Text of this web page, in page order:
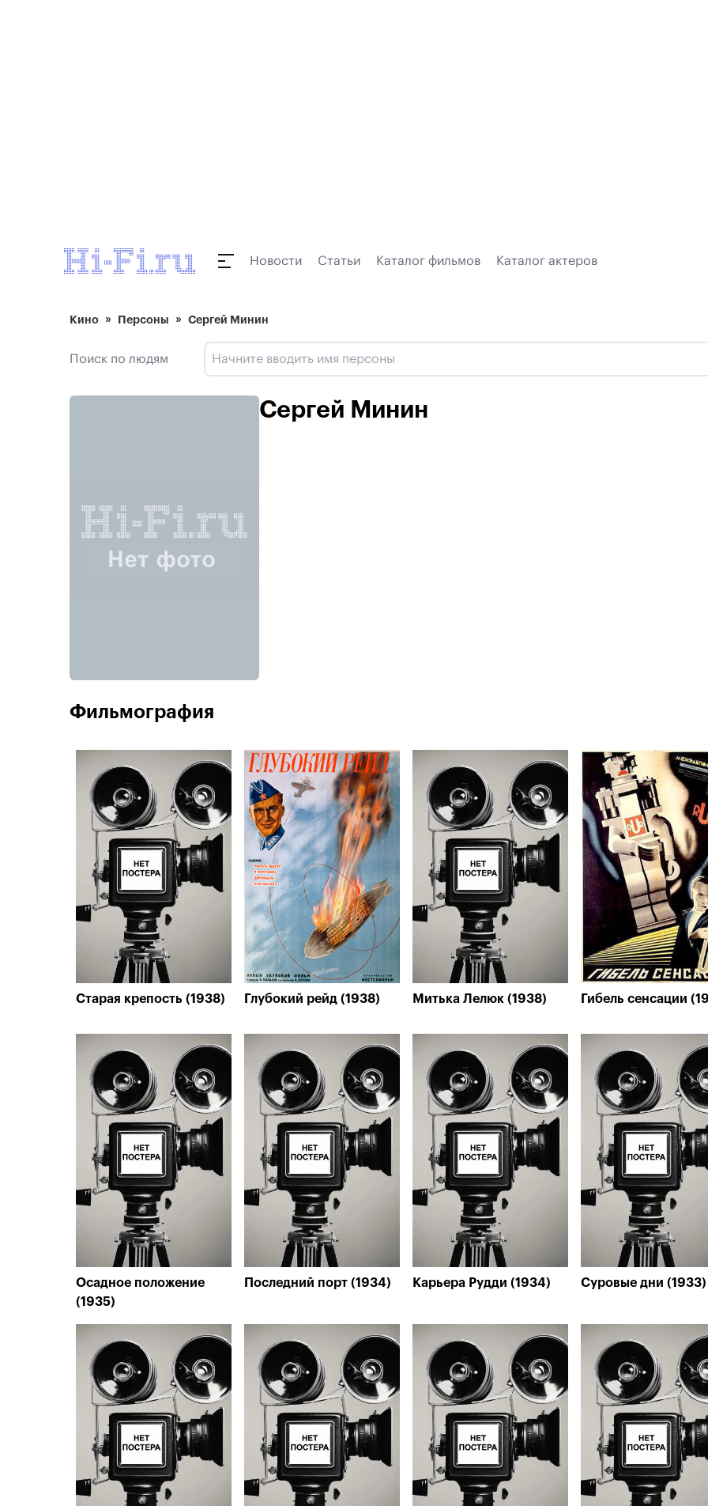
Новости Статьи Каталог фильмов Каталог актеров
Кино Персоны Сергей Минин
Поиск по людям
Сергей Минин
Фильмография
Старая крепость (1938) Глубокий рейд (1938) Митька Лелюк (1938) Гибель сенсации
Осадное положение
(1935)
Последний порт (1934) Карьера Рудди (1934) Суровые дни (1933)